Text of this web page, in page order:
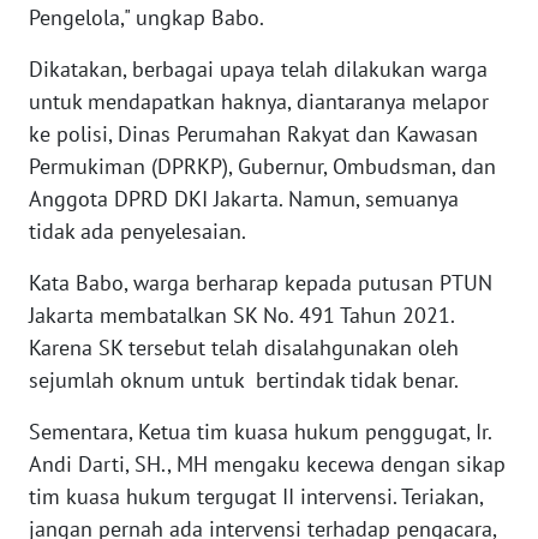
Pengelola," ungkap Babo.
Dikatakan, berbagai upaya telah dilakukan warga
untuk mendapatkan haknya, diantaranya melapor
ke polisi, Dinas Perumahan Rakyat dan Kawasan
Permukiman (DPRKP), Gubernur, Ombudsman, dan
Anggota DPRD DKI Jakarta. Namun, semuanya
tidak ada penyelesaian.
Kata Babo, warga berharap kepada putusan PTUN
Jakarta membatalkan SK No. 491 Tahun 2021.
Karena SK tersebut telah disalahgunakan oleh
sejumlah oknum untuk bertindak tidak benar.
Sementara, Ketua tim kuasa hukum penggugat, Ir.
Andi Darti, SH., MH mengaku kecewa dengan sikap
tim kuasa hukum tergugat II intervensi. Teriakan,
jangan pernah ada intervensi terhadap pengacara,
TAPANULI
SELATAN
TANJUNG
LESUNG
KARO
WN
SIMALUNGUN
WN
LABUHANBATU
WN